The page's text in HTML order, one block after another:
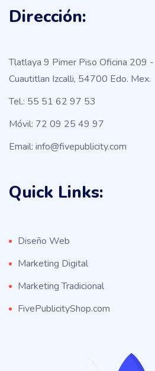
Dirección:
Tlatlaya 9 Pimer Piso Oficina 209 -
Cuautitlan Izcalli, 54700 Edo. Mex.
Tel.: 55 51 62 97 53
Móvil: 72 09 25 49 97
Email: info@fivepublicity.com
Quick Links:
Diseño Web
Marketing Digital
Marketing Tradicional
FivePublicityShop.com